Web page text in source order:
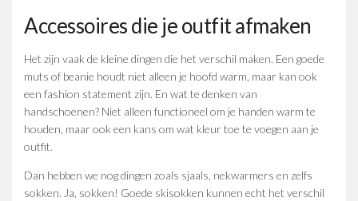
Accessoires die je outfit afmaken
Het zijn vaak de kleine dingen die het verschil maken. Een goede
muts of beanie houdt niet alleen je hoofd warm, maar kan ook
een fashion statement zijn. En wat te denken van
handschoenen? Niet alleen functioneel om je handen warm te
houden, maar ook een kans om wat kleur toe te voegen aan je
outfit.
Dan hebben we nog dingen zoals sjaals, nekwarmers en zelfs
sokken. Ja, sokken! Goede skisokken kunnen echt het verschil